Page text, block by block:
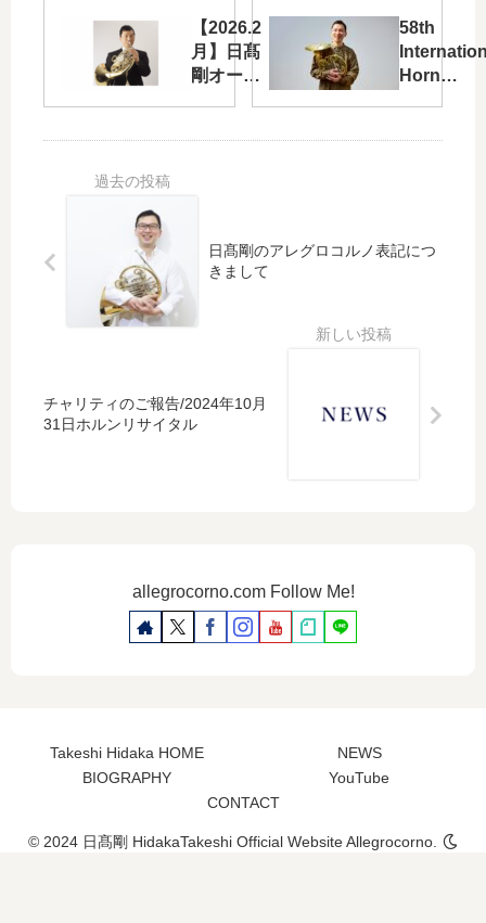
【2026.2
月】日髙
剛オーケ
58th
Horn
日髙剛のアレグロコルノ表記につ
きまして
チャリティのご報告/2024年10月
31日ホルンリサイタル
allegrocorno.com Follow Me!
Takeshi Hidaka HOME
NEWS
BIOGRAPHY
YouTube
CONTACT
© 2024 日髙剛 HidakaTakeshi Official Website Allegrocorno.